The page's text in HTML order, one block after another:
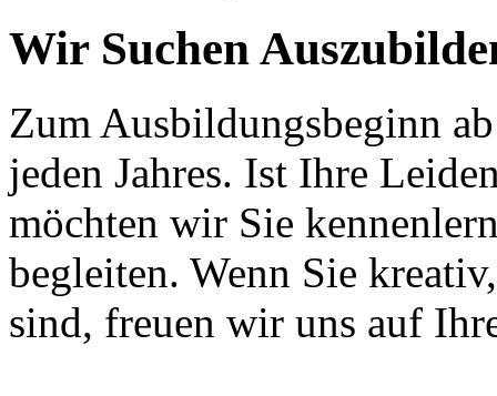
Wir Suchen
Zum Ausbildungsbeginn
jeden Jahres. Ist Ihre
möchten wir Sie
begleiten. Wenn Sie
sind, freuen wir uns auf